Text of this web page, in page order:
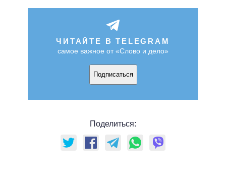
ЧИТАЙТЕ В TELEGRAM
самое важное от «Слово и дело»
Подписаться
Поделиться: